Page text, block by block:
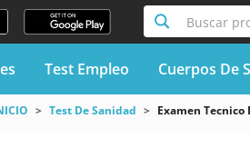
Buscar
Test Empleo Cuerpos De
Test De Sanidad Examen